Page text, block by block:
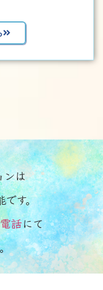
ンは
です。
話にて